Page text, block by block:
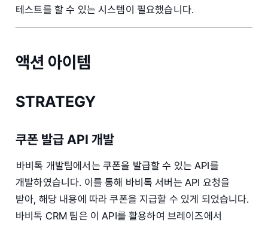
테스트를 할 수 있는 시스템이 필요했습니다.
액션 아이템
STRATEGY
쿠폰 발급 API 개발
바비톡 개발팀에서는 쿠폰을 발급할 수 있는 API를
개발하였습니다. 이를 통해 바비톡 서버는 API 요청을
받아, 해당 내용에 따라 쿠폰을 지급할 수 있게 되었습니다.
바비톡 CRM 팀은 이 API를 활용하여 브레이즈에서